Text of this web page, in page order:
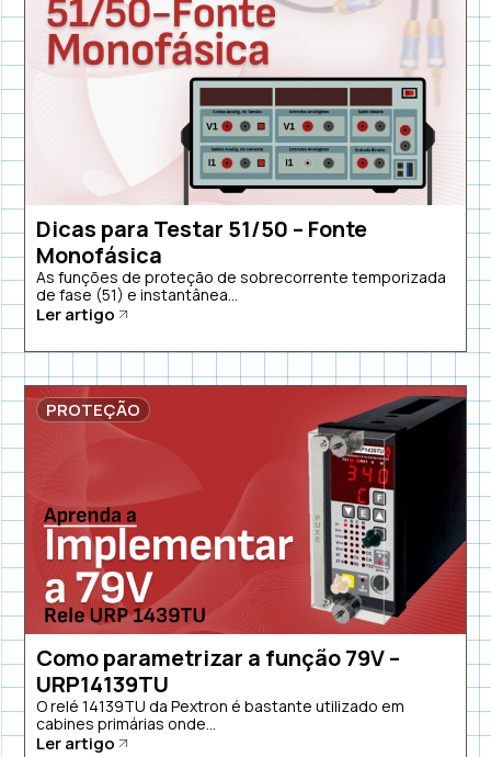
Dicas para Testar 51/50 – Fonte
Monofásica
As funções de proteção de sobrecorrente temporizada
de fase (51) e instantânea...
Ler artigo
PROTEÇÃO
Como parametrizar a função 79V –
URP14139TU
O relé 14139TU da Pextron é bastante utilizado em
cabines primárias onde...
Ler artigo